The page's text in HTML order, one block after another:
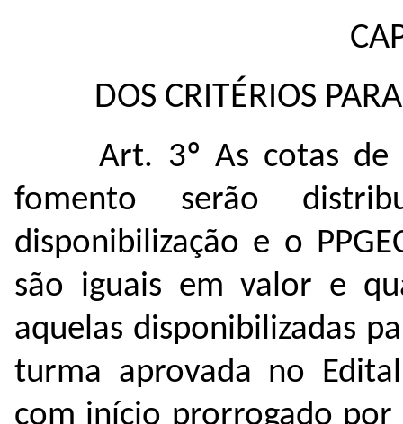
DOS CRITÉRIOS
Art. 3º As cotas de
fomento serão
disponibilização e o
são iguais em valor e
aquelas disponibilizadas
turma aprovada no
com início prorrogado por